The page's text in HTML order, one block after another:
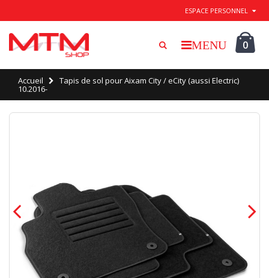
ESPACE PERSONNEL
0
Accueil Tapis de sol pour Aixam City / eCity (aussi Electric)
10.2016-